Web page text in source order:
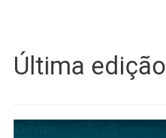
Última edição